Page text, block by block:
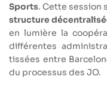
Sports. Cette session
structure
en lumière la
différentes
tissées entre
du processus des JO.